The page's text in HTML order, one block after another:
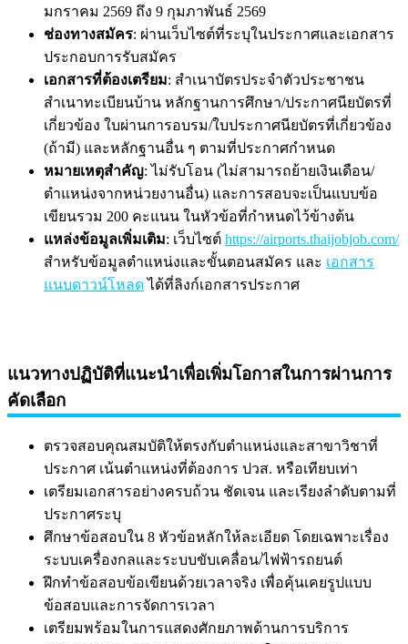
มกราคม 2569 ถึง 9 กุมภาพันธ์ 2569
ช่องทางสมัคร: ผ่านเว็บไซต์ที่ระบุในประกาศและเอกสาร
ประกอบการรับสมัคร
เอกสารที่ต้องเตรียม: สำเนาบัตรประจำตัวประชาชน
สำเนาทะเบียนบ้าน หลักฐานการศึกษา/ประกาศนียบัตรที่
เกี่ยวข้อง ใบผ่านการอบรม/ใบประกาศนียบัตรที่เกี่ยวข้อง
(ถ้ามี) และหลักฐานอื่น ๆ ตามที่ประกาศกำหนด
หมายเหตุสำคัญ: ไม่รับโอน (ไม่สามารถย้ายเงินเดือน/
ตำแหน่งจากหน่วยงานอื่น) และการสอบจะเป็นแบบข้อ
เขียนรวม 200 คะแนน ในหัวข้อที่กำหนดไว้ข้างต้น
แหล่งข้อมูลเพิ่มเติม: เว็บไซต์ https://airports.thaijobjob.com/
สำหรับข้อมูลตำแหน่งและขั้นตอนสมัคร และ เอกสาร
แนบดาวน์โหลดได้ที่ลิงก์เอกสารประกาศ
แนวทางปฏิบัติที่แนะนำเพื่อเพิ่มโอกาสในการผ่านการ
คัดเลือก
ตรวจสอบคุณสมบัติให้ตรงกับตำแหน่งและสาขาวิชาที่
ประกาศ เน้นตำแหน่งที่ต้องการ ปวส. หรือเทียบเท่า
เตรียมเอกสารอย่างครบถ้วน ชัดเจน และเรียงลำดับตามที่
ประกาศระบุ
ศึกษาข้อสอบใน 8 หัวข้อหลักให้ละเอียด โดยเฉพาะเรื่อง
ระบบเครื่องกลและระบบขับเคลื่อน/ไฟฟ้ารถยนต์
ฝึกทำข้อสอบข้อเขียนด้วยเวลาจริง เพื่อคุ้นเคยรูปแบบ
ข้อสอบและการจัดการเวลา
เตรียมพร้อมในการแสดงศักยภาพด้านการบริการ